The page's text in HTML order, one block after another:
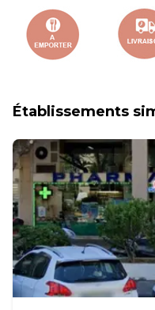
Établissements